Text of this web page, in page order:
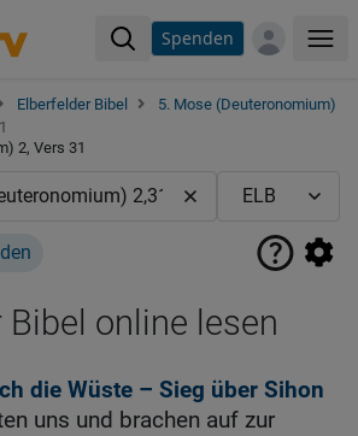
Spenden
Elberfelder Bibel
5. Mose (Deuteronomium)
2, Vers 31
online lesen
die Wüste – Sieg über Sihon
uns und brachen auf zur